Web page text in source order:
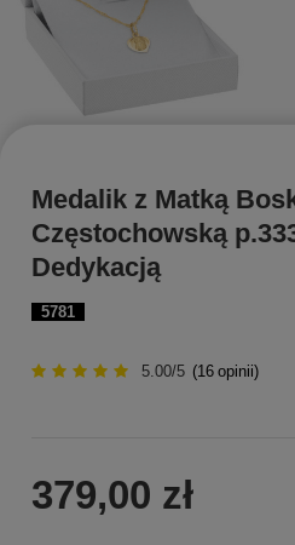
5781
Medalik z Matką
Częstochowską
Dedykacją
5.00/5 (16 opinii)
379,00 zł